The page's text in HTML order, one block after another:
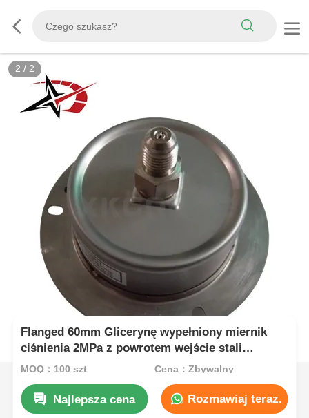
2 / 2
Flanged 60mm Glicerynę wypełniony miernik
ciśnienia 2MPa z powrotem wejście stali
nierdzewnej do monitorowania procesów
MOQ：100 szt Cena：Zbywalny
Najlepsza cena Rozmawiaj teraz.